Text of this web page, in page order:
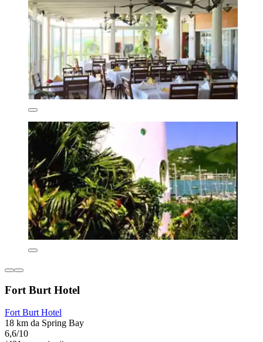
Fort Burt Hotel
Fort Burt Hotel
18 km da Spring Bay
6,6/10